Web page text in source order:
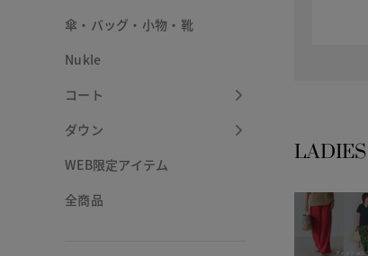
傘・バッグ・小物・靴
Nukle
コート
ダウン
WEB限定アイテム
全商品